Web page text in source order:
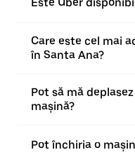
Care este cel mai
în Santa Ana?
Pot să mă
mașină?
Pot închiria o